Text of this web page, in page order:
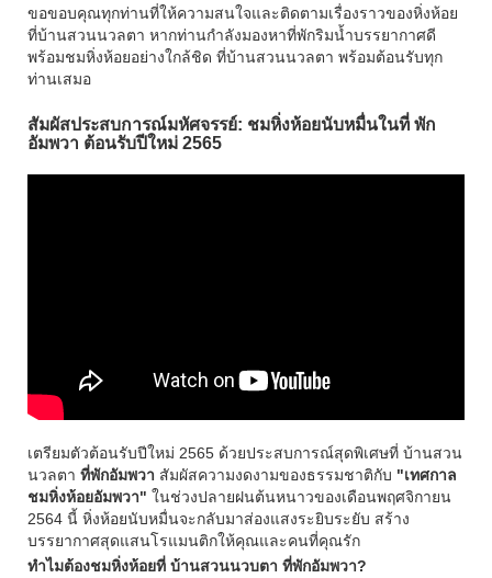
ขอขอบคุณทุกท่านที่ให้ความสนใจและติดตามเรื่องราวของหิ่งห้อย
ที่บ้านสวนนวลตา หากท่านกำลังมองหาที่พักริมน้ำบรรยากาศดี
พร้อมชมหิ่งห้อยอย่างใกล้ชิด ที่บ้านสวนนวลตา พร้อมต้อนรับทุก
ท่านเสมอ
สัมผัสประสบการณ์มหัศจรรย์: ชมหิ่งห้อยนับหมื่นในที่ พัก
อัมพวา ต้อนรับปีใหม่ 2565
เตรียมตัวต้อนรับปีใหม่ 2565 ด้วยประสบการณ์สุดพิเศษที่ บ้านสวน
นวลตา ที่พักอัมพวา สัมผัสความงดงามของธรรมชาติกับ "เทศกาล
ชมหิ่งห้อยอัมพวา" ในช่วงปลายฝนต้นหนาวของเดือนพฤศจิกายน
2564 นี้ หิ่งห้อยนับหมื่นจะกลับมาส่องแสงระยิบระยับ สร้าง
บรรยากาศสุดแสนโรแมนติกให้คุณและคนที่คุณรัก
ทำไมต้องชมหิ่งห้อยที่ บ้านสวนนวบตา ที่พักอัมพวา?